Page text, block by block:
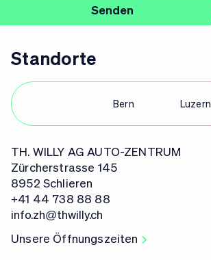
Standorte
Bern Luzern
TH. WILLY AG AUTO-ZENTRUM
Zürcherstrasse 145
8952 Schlieren
+41 44 738 88 88
info.zh@thwilly.ch
Unsere Öffnungszeiten